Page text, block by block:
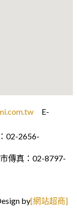
E-
02-2656-
傳真：02-8797-
by[網站超商]